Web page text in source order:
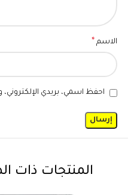
الاسم *
احفظ اسمي، بريدي الإلكتروني،
المنتجات ذات